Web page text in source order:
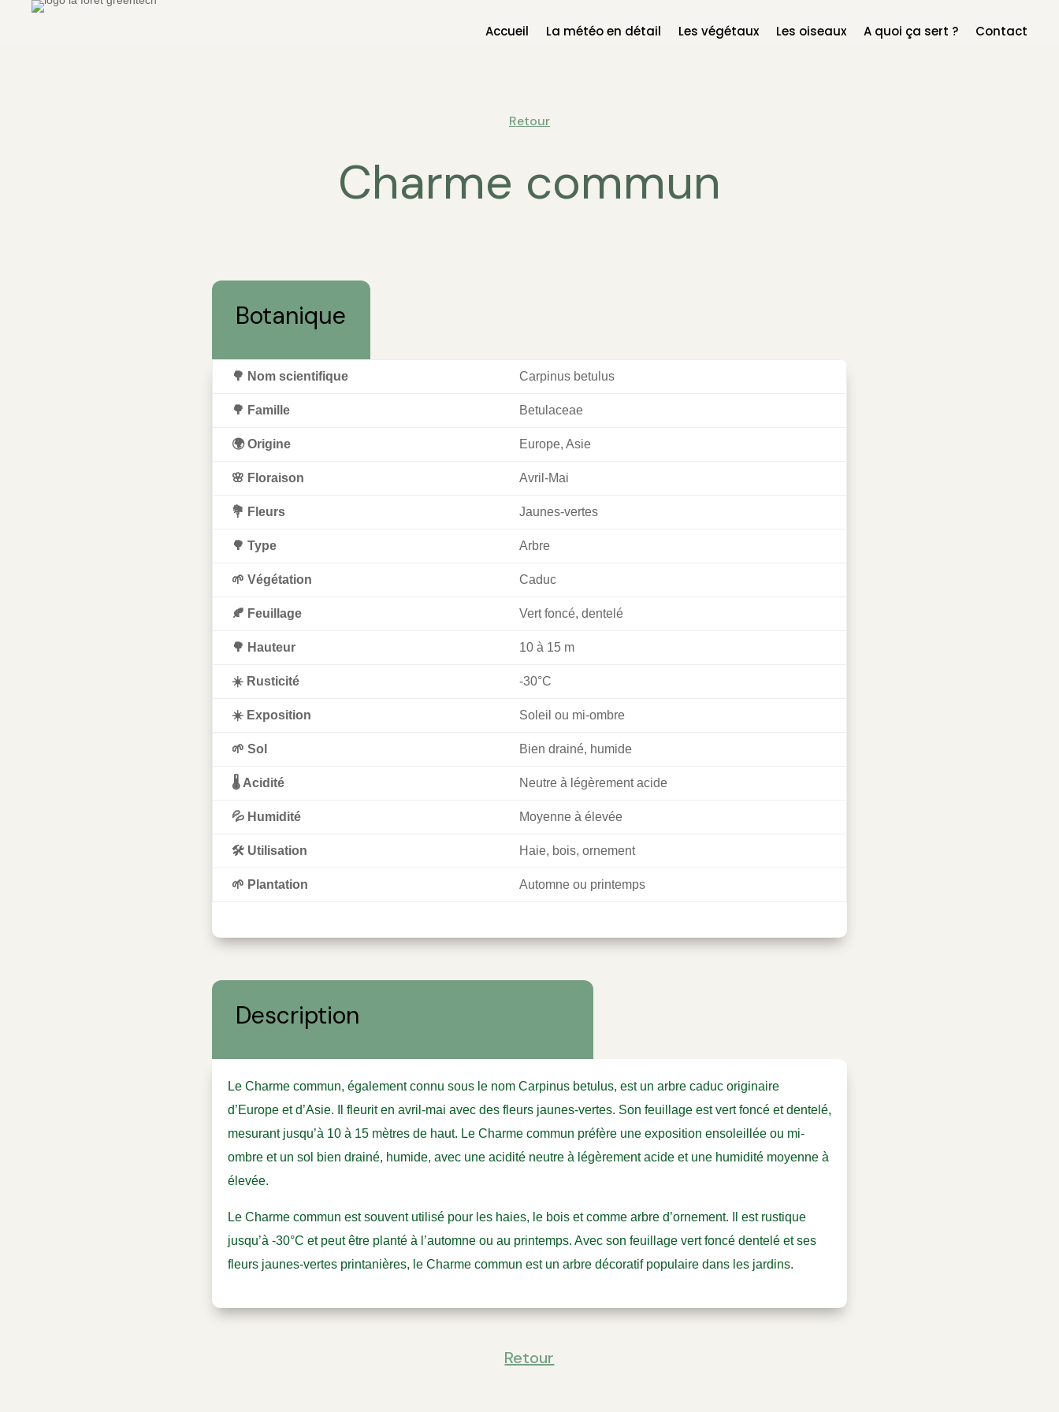
Accueil La météo en détail Les végétaux Les oiseaux A quoi ça sert ? Contact
Retour
Charme commun
Botanique
🌳 Nom scientifique Carpinus betulus
🌳 Famille Betulaceae
🌍 Origine Europe, Asie
🌸 Floraison Avril-Mai
💐 Fleurs Jaunes-vertes
🌳 Type Arbre
🌱 Végétation Caduc
🍂 Feuillage Vert foncé, dentelé
🌳 Hauteur 10 à 15 m
☀️ Rusticité -30°C
☀️ Exposition Soleil ou mi-ombre
🌱 Sol Bien drainé, humide
🌡️ Acidité Neutre à légèrement acide
💦 Humidité Moyenne à élevée
🛠️ Utilisation Haie, bois, ornement
🌱 Plantation Automne ou printemps
Description
Le Charme commun, également connu sous le nom Carpinus betulus, est un arbre caduc originaire
d’Europe et d’Asie. Il fleurit en avril-mai avec des fleurs jaunes-vertes. Son feuillage est vert foncé et dentelé,
mesurant jusqu’à 10 à 15 mètres de haut. Le Charme commun préfère une exposition ensoleillée ou mi-
ombre et un sol bien drainé, humide, avec une acidité neutre à légèrement acide et une humidité moyenne à
élevée.
Le Charme commun est souvent utilisé pour les haies, le bois et comme arbre d’ornement. Il est rustique
jusqu’à -30°C et peut être planté à l’automne ou au printemps. Avec son feuillage vert foncé dentelé et ses
fleurs jaunes-vertes printanières, le Charme commun est un arbre décoratif populaire dans les jardins.
Retour